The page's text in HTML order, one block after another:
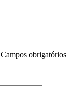
Campos obrigatórios